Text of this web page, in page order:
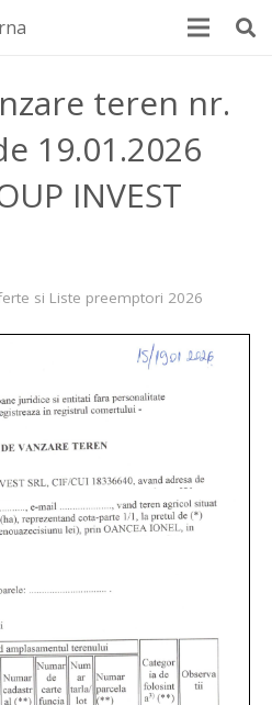
teren nr.
19.01.2026
INVEST
si Liste preemptori 2026